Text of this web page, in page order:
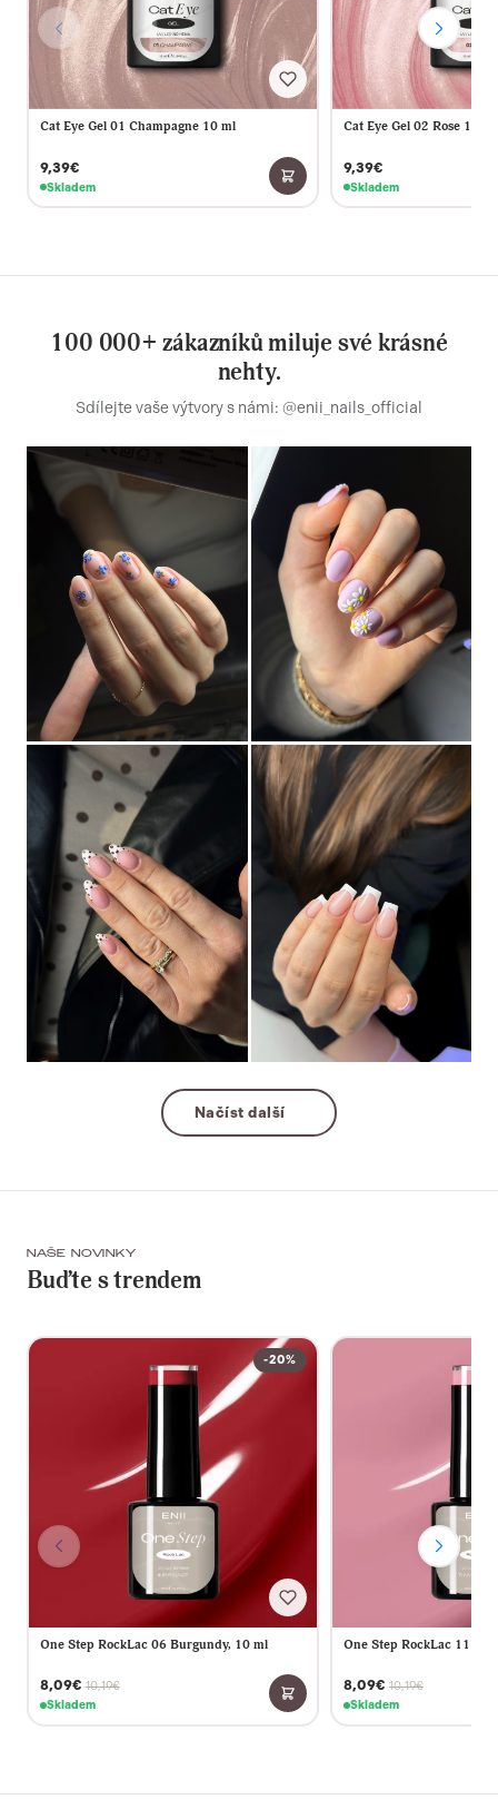
Cat Eye Gel 01 Champagne 10 ml
9,39€
Skladem
Cat Eye Gel 02 Rose 10 ml
9,39€
Skladem
100 000+ zákazníků miluje své krásné
nehty.
Sdílejte vaše výtvory s námi: @enii_nails_official
Načíst další
NAŠE NOVINKY
Buďte s trendem
-20%
One Step RockLac 06 Burgundy, 10 ml
8,09€ 10,19€
Skladem
One Step RockLac 11
8,09€ 10,19€
Skladem